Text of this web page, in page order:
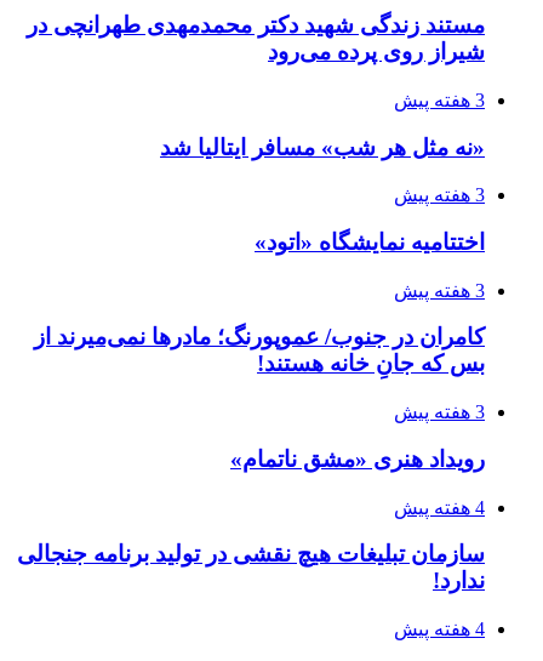
مستند زندگی شهید دکتر محمدمهدی طهرانچی در
شیراز روی پرده می‌رود
3 هفته پیش
«نه مثل هر شب» مسافر ایتالیا شد
3 هفته پیش
اختتامیه نمایشگاه «اتود»
3 هفته پیش
کامران در جنوب/ عموپورنگ؛ مادرها نمی‌میرند از
بس که جانِ خانه هستند!
3 هفته پیش
رویداد هنری «مشق ناتمام»
4 هفته پیش
سازمان تبلیغات هیچ نقشی در تولید برنامه جنجالی
ندارد!
4 هفته پیش